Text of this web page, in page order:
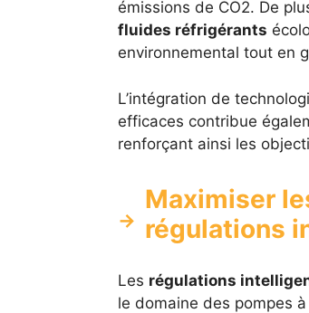
émissions de CO2. De
fluides réfrigérants
environnemental tout en
L’intégration de
efficaces contribue
renforçant ainsi les
Maximiser
régulations
Les régulations
le domaine des pompes